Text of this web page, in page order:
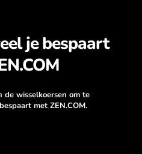
je bespaart
de wisselkoersen om te
met ZEN.COM.